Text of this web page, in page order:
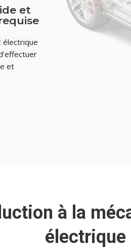
et
électrique
et
à la
électrique